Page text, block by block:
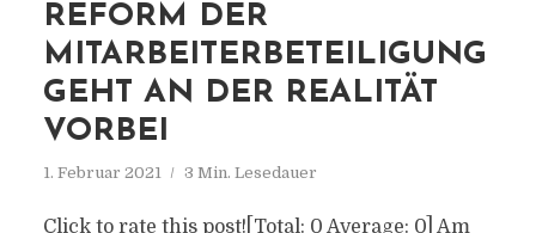
REFORM DER
MITARBEITERBETEILIGUNG
GEHT AN DER REALITÄT
VORBEI
1. Februar 2021 3 Min. Lesedauer
Click to rate this post![Total: 0 Average: 0] Am